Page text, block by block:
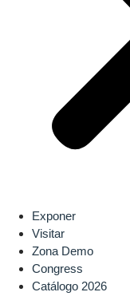
Exponer
Visitar
Zona Demo
Congress
Catálogo 2026